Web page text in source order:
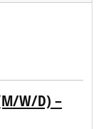
(M/W/D) –